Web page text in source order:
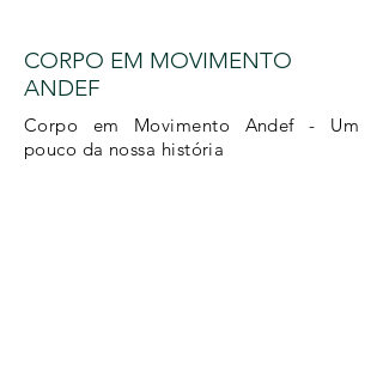
CORPO EM MOVIMENTO
ANDEF
Corpo em Movimento Andef - Um
pouco da nossa história